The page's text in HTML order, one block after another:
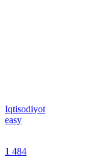
Iqtisodiyot
easy
1 484